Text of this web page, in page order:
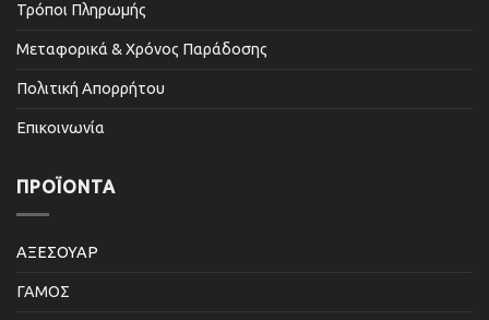
Τρόποι Πληρωμής
Μεταφορικά & Χρόνος Παράδοσης
Πολιτική Απορρήτου
Επικοινωνία
ΠΡΟΪΌΝΤΑ
ΑΞΕΣΟΥΑΡ
ΓΑΜΟΣ